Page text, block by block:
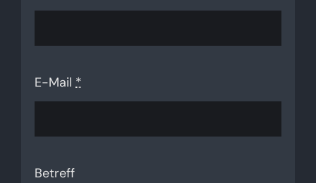
E-Mail *
Betreff